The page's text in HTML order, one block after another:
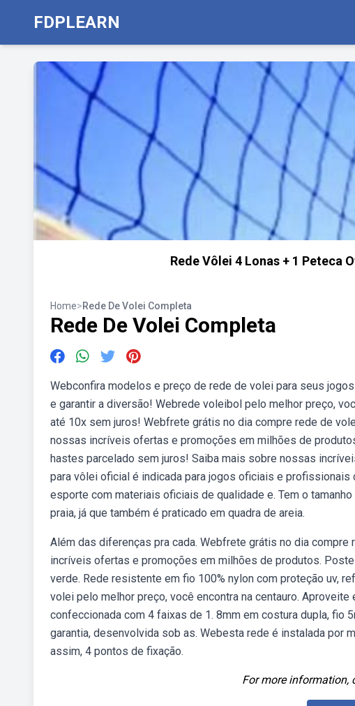
FDPLEARN
Rede Vôlei 4 Lonas + 1 Peteca
Home>Rede De Volei Completa
Rede De Volei Completa
Webconfira modelos e preço de rede de volei para seus
e garantir a diversão! Webrede voleibol pelo melhor preço,
até 10x sem juros! Webfrete grátis no dia compre rede de
nossas incríveis ofertas e promoções em milhões de
hastes parcelado sem juros! Saiba mais sobre nossas
para vôlei oficial é indicada para jogos oficiais e
esporte com materiais oficiais de qualidade e. Tem o
praia, já que também é praticado em quadra de areia.
Além das diferenças pra cada. Webfrete grátis no dia
incríveis ofertas e promoções em milhões de produtos.
verde. Rede resistente em fio 100% nylon com proteção uv,
volei pelo melhor preço, você encontra na centauro.
confeccionada com 4 faixas de 1. 8mm em costura dupla, fio
garantia, desenvolvida sob as. Webesta rede é instalada por
assim, 4 pontos de fixação.
For more information,